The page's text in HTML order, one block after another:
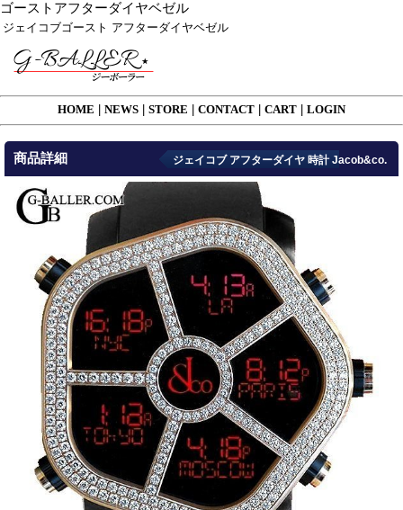
ゴーストアフターダイヤベゼル
ジェイコブゴースト アフターダイヤベゼル
HOME NEWS STORE CONTACT CART LOGIN
商品詳細 ジェイコブ アフターダイヤ 時計 Jacob&co.